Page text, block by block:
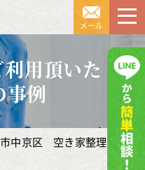
理のSAITAYA（サイ
メール
用頂いた
事例
中京区 空き家整理